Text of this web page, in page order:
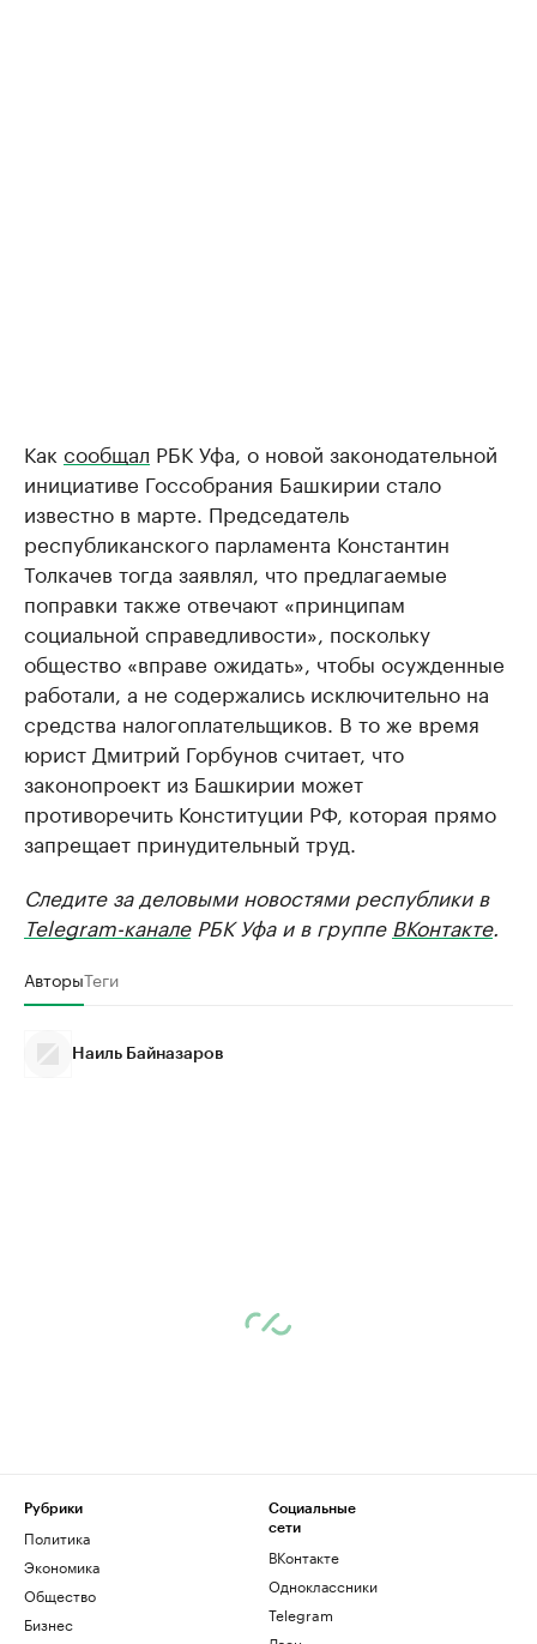
Как сообщал РБК Уфа, о новой законодательной
инициативе Госсобрания Башкирии стало
известно в марте. Председатель
республиканского парламента Константин
Толкачев тогда заявлял, что предлагаемые
поправки также отвечают «принципам
социальной справедливости», поскольку
общество «вправе ожидать», чтобы осужденные
работали, а не содержались исключительно на
средства налогоплательщиков. В то же время
юрист Дмитрий Горбунов считает, что
законопроект из Башкирии может
противоречить Конституции РФ, которая прямо
запрещает принудительный труд.
Следите за деловыми новостями республики в
Telegram-каналеРБК Уфа и в группе ВКонтакте.
АвторыТеги
Наиль Байназаров
Рубрики
Политика
Экономика
Общество
Бизнес
Социальные
сети
ВКонтакте
Одноклассники
Telegram